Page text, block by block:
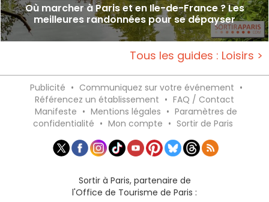
Où marcher à Paris et en Ile-de-France ? Les
meilleures randonnées pour se dépayser
Tous les guides : Loisirs >
Publicité • Communiquez sur votre événement •
Référencez un établissement • FAQ / Contact
Manifeste • Mentions légales • Paramètres de
confidentialité • Mon compte • Sortir de Paris
Sortir à Paris, partenaire de
l'Office de Tourisme de Paris :